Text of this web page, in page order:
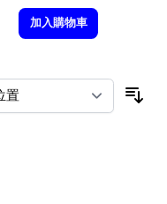
加入購物車